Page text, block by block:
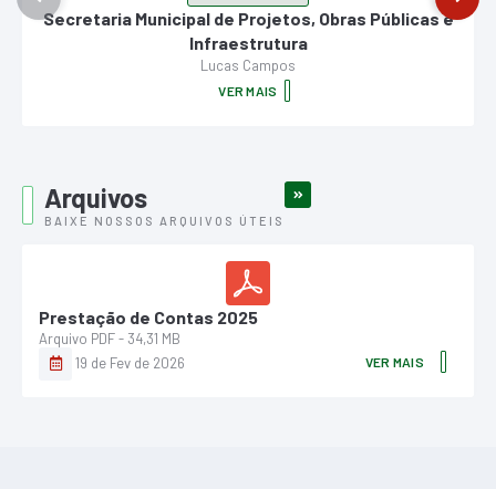
Secretaria Municipal de Projetos, Obras Públicas e
Infraestrutura
Lucas Campos
VER MAIS
Arquivos
BAIXE NOSSOS ARQUIVOS ÚTEIS
Prestação de Contas 2025
19 de Fev de 2026
PDF 34,31 MB
VER MAIS